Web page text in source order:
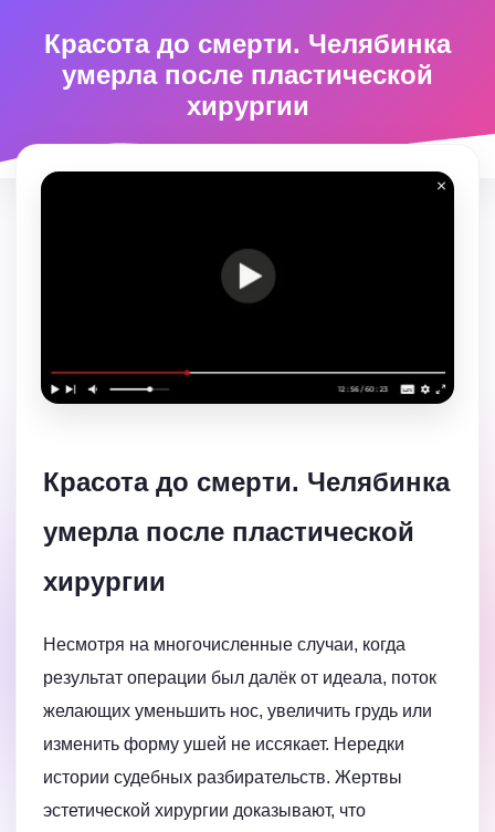
Красота до смерти. Челябинка
умерла после пластической
хирургии
Красота до смерти. Челябинка
умерла после пластической
хирургии
Несмотря на многочисленные случаи, когда
результат операции был далёк от идеала, поток
желающих уменьшить нос, увеличить грудь или
изменить форму ушей не иссякает. Нередки
истории судебных разбирательств. Жертвы
эстетической хирургии доказывают, что